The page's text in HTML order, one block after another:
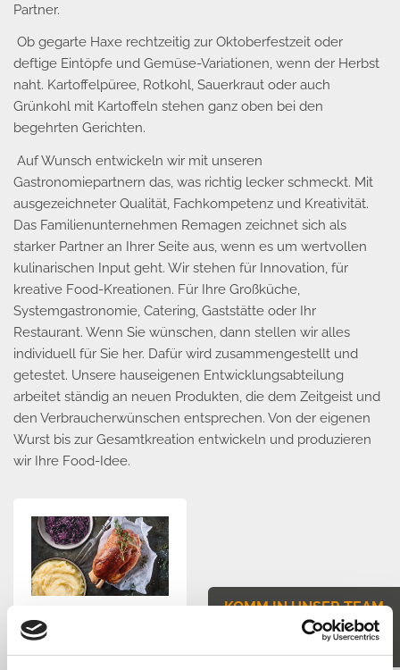
Partner.
Ob gegarte Haxe rechtzeitig zur Oktoberfestzeit oder
deftige Eintöpfe und Gemüse-Variationen, wenn der Herbst
naht. Kartoffelpüree, Rotkohl, Sauerkraut oder auch
Grünkohl mit Kartoffeln stehen ganz oben bei den
begehrten Gerichten.
Auf Wunsch entwickeln wir mit unseren
Gastronomiepartnern das, was richtig lecker schmeckt. Mit
ausgezeichneter Qualität, Fachkompetenz und Kreativität.
Das Familienunternehmen Remagen zeichnet sich als
starker Partner an Ihrer Seite aus, wenn es um wertvollen
kulinarischen Input geht. Wir stehen für Innovation, für
kreative Food-Kreationen. Für Ihre Großküche,
Systemgastronomie, Catering, Gaststätte oder Ihr
Restaurant. Wenn Sie wünschen, dann stellen wir alles
individuell für Sie her. Dafür wird zusammengestellt und
getestet. Unsere hauseigenen Entwicklungsabteilung
arbeitet ständig an neuen Produkten, die dem Zeitgeist und
den Verbraucherwünschen entsprechen. Von der eigenen
Wurst bis zur Gesamtkreation entwickeln und produzieren
wir Ihre Food-Idee.
KOMM IN UNSER TEAM
JETZT BEWERBEN